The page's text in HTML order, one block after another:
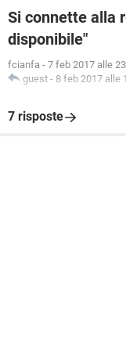
Si connette alla
disponibile"
fcianfa - 7 feb 2017 alle
guest - 8 feb 2017 alle
7 risposte